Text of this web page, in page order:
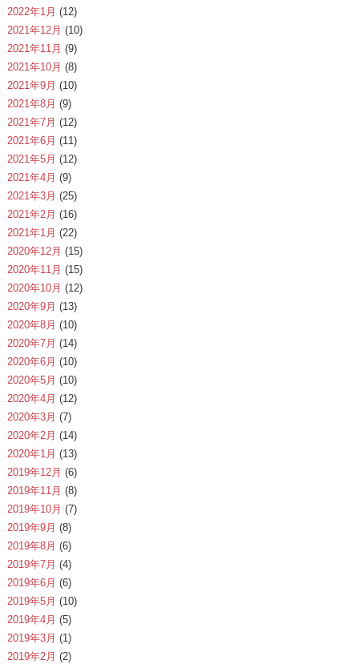
2022年1月 (12)
2021年12月 (10)
2021年11月 (9)
2021年10月 (8)
2021年9月 (10)
2021年8月 (9)
2021年7月 (12)
2021年6月 (11)
2021年5月 (12)
2021年4月 (9)
2021年3月 (25)
2021年2月 (16)
2021年1月 (22)
2020年12月 (15)
2020年11月 (15)
2020年10月 (12)
2020年9月 (13)
2020年8月 (10)
2020年7月 (14)
2020年6月 (10)
2020年5月 (10)
2020年4月 (12)
2020年3月 (7)
2020年2月 (14)
2020年1月 (13)
2019年12月 (6)
2019年11月 (8)
2019年10月 (7)
2019年9月 (8)
2019年8月 (6)
2019年7月 (4)
2019年6月 (6)
2019年5月 (10)
2019年4月 (5)
2019年3月 (1)
2019年2月 (2)